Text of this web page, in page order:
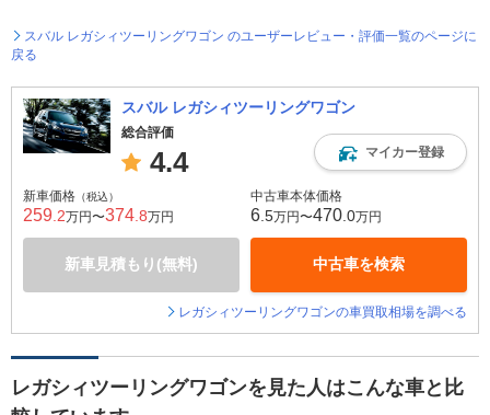
スバル レガシィツーリングワゴン のユーザーレビュー・評価一覧のページに
戻る
スバル レガシィツーリングワゴン
総合評価
4.4 マイカー登録
新車価格 （税込）
259 .2万円〜374 .8万円
新車見積もり(無料)
中古車本体価格
6 .5万円〜470 .0万円
中古車を検索
レガシィツーリングワゴンの車買取相場を調べる
レガシィツーリングワゴンを見た人はこんな車と比